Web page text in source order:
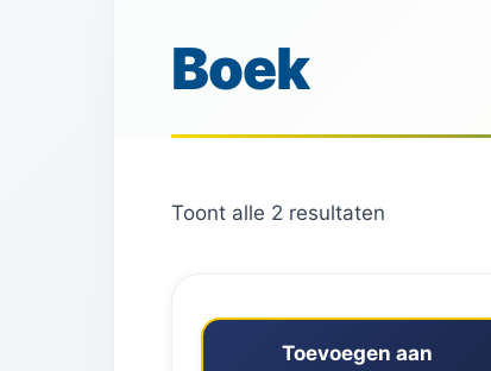
Boek
Toont alle 2 resultaten
Toevoegen aan